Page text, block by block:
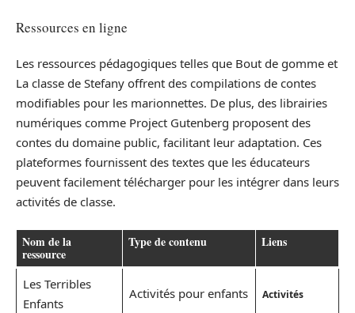
Ressources en ligne
Les ressources pédagogiques telles que Bout de gomme et
La classe de Stefany offrent des compilations de contes
modifiables pour les marionnettes. De plus, des librairies
numériques comme Project Gutenberg proposent des
contes du domaine public, facilitant leur adaptation. Ces
plateformes fournissent des textes que les éducateurs
peuvent facilement télécharger pour les intégrer dans leurs
activités de classe.
Nom de la
ressource
Type de contenu Liens
Les Terribles
Enfants
Activités pour enfants Activités